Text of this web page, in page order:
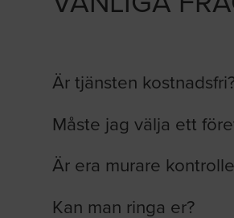
Är tjänsten
Måste jag välja ett
Är era murare
Kan man ringa er?